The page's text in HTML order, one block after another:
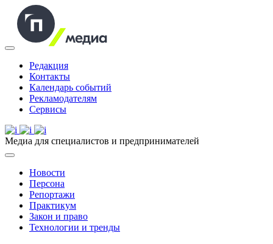
Редакция
Контакты
Календарь событий
Рекламодателям
Сервисы
Медиа для специалистов и предпринимателей
Новости
Персона
Репортажи
Практикум
Закон и право
Технологии и тренды